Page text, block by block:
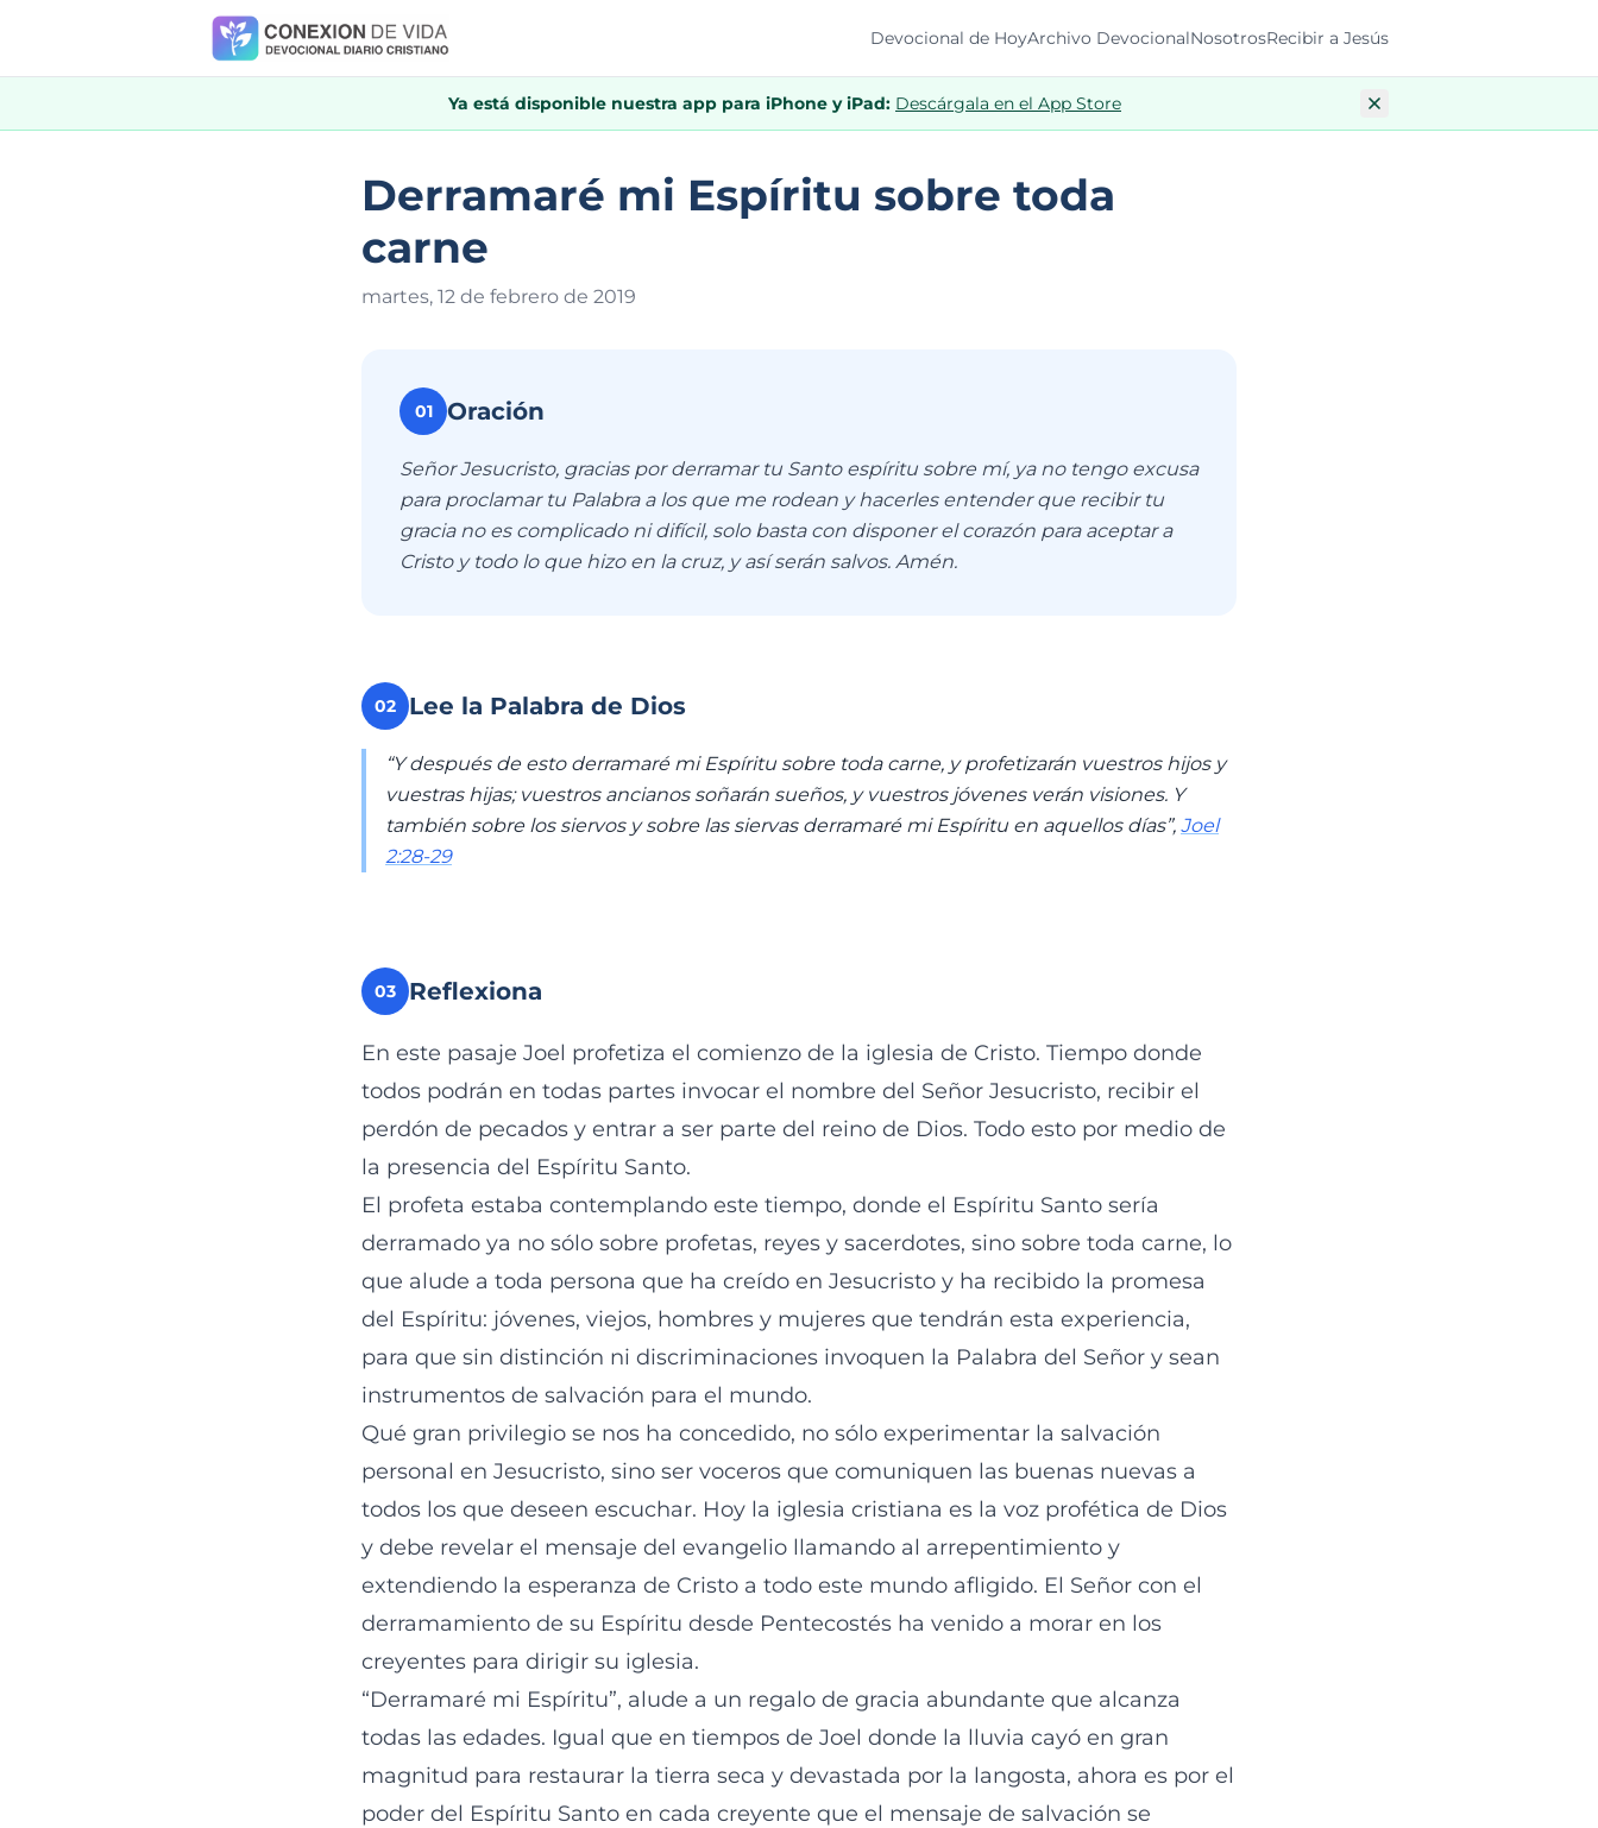
Devocional de HoyArchivo DevocionalNosotrosRecibir a Jesús
Ya está disponible nuestra app para iPhone y iPad: Descárgala en el App Store
Derramaré mi Espíritu sobre toda
carne
martes, 12 de febrero de 2019
01 Oración
Señor Jesucristo, gracias por derramar tu Santo espíritu sobre mí, ya no tengo excusa
para proclamar tu Palabra a los que me rodean y hacerles entender que recibir tu
gracia no es complicado ni difícil, solo basta con disponer el corazón para aceptar a
Cristo y todo lo que hizo en la cruz, y así serán salvos. Amén.
02 Lee la Palabra de Dios
“Y después de esto derramaré mi Espíritu sobre toda carne, y profetizarán vuestros hijos y
vuestras hijas; vuestros ancianos soñarán sueños, y vuestros jóvenes verán visiones. Y
también sobre los siervos y sobre las siervas derramaré mi Espíritu en aquellos días”, Joel
2:28-29
03 Reflexiona
En este pasaje Joel profetiza el comienzo de la iglesia de Cristo. Tiempo donde
todos podrán en todas partes invocar el nombre del Señor Jesucristo, recibir el
perdón de pecados y entrar a ser parte del reino de Dios. Todo esto por medio de
la presencia del Espíritu Santo.
El profeta estaba contemplando este tiempo, donde el Espíritu Santo sería
derramado ya no sólo sobre profetas, reyes y sacerdotes, sino sobre toda carne, lo
que alude a toda persona que ha creído en Jesucristo y ha recibido la promesa
del Espíritu: jóvenes, viejos, hombres y mujeres que tendrán esta experiencia,
para que sin distinción ni discriminaciones invoquen la Palabra del Señor y sean
instrumentos de salvación para el mundo.
Qué gran privilegio se nos ha concedido, no sólo experimentar la salvación
personal en Jesucristo, sino ser voceros que comuniquen las buenas nuevas a
todos los que deseen escuchar. Hoy la iglesia cristiana es la voz profética de Dios
y debe revelar el mensaje del evangelio llamando al arrepentimiento y
extendiendo la esperanza de Cristo a todo este mundo afligido. El Señor con el
derramamiento de su Espíritu desde Pentecostés ha venido a morar en los
creyentes para dirigir su iglesia.
“Derramaré mi Espíritu”, alude a un regalo de gracia abundante que alcanza
todas las edades. Igual que en tiempos de Joel donde la lluvia cayó en gran
magnitud para restaurar la tierra seca y devastada por la langosta, ahora es por el
poder del Espíritu Santo en cada creyente que el mensaje de salvación se